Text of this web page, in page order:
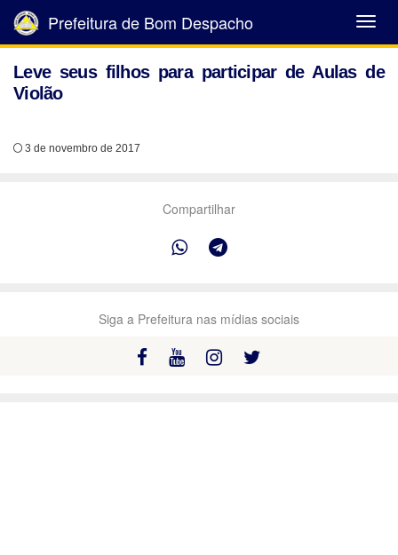
Abrir
Menu
Prefeitura de Bom Despacho
Leve seus filhos para participar de Aulas de
Violão
3 de novembro de 2017
Compartilhar
Siga a Prefeitura nas mídias sociais